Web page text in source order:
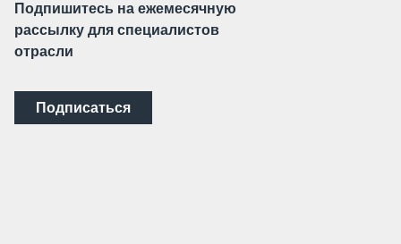
Подпишитесь на ежемесячную
рассылку для специалистов
отрасли
Подписаться